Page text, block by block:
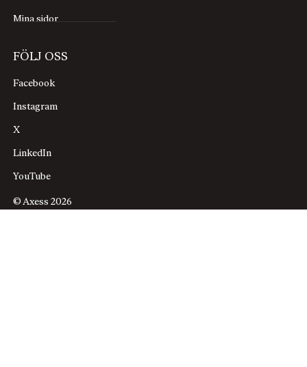
Mina sidor
FÖLJ OSS
Facebook
Instagram
X
LinkedIn
YouTube
© Axess 2026